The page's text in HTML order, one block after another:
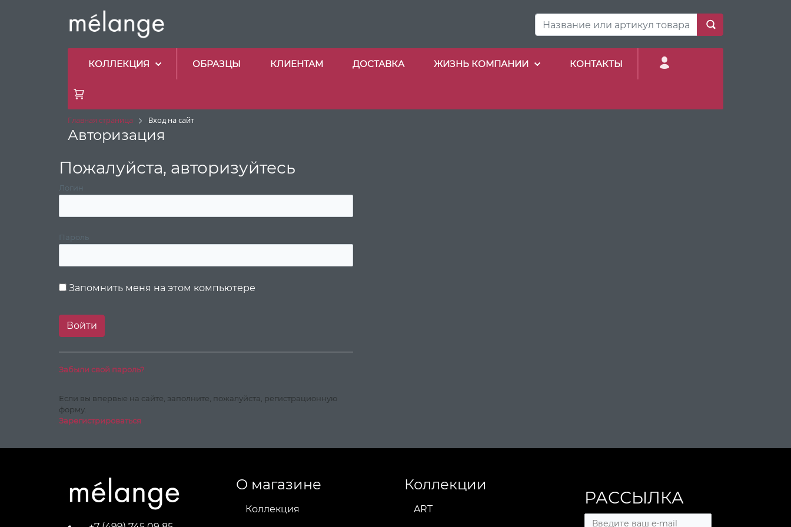
КОЛЛЕКЦИЯ ОБРАЗЦЫ КЛИЕНТАМ ДОСТАВКА ЖИЗНЬ КОМПАНИИ КОНТАКТЫ
Главная страница Вход на сайт
Авторизация
Пожалуйста, авторизуйтесь
Логин
Пароль
Запомнить меня на этом компьютере
Забыли свой пароль?
Если вы впервые на сайте, заполните, пожалуйста, регистрационную
форму.
Зарегистрироваться
О магазине
Коллекция
Коллекции
ART
РАССЫЛКА